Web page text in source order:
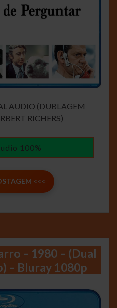
AUDIO (DUBLAGEM
RICHERS)
100%
<<<
– 1980 – (Dual
– Bluray 1080p